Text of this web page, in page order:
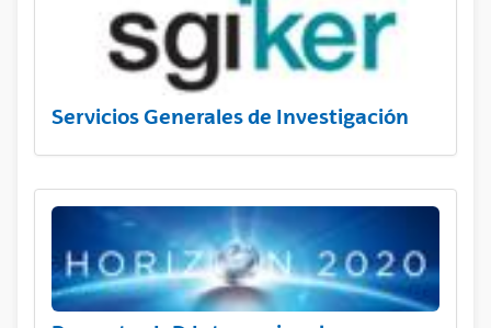
Servicios Generales de Investigación